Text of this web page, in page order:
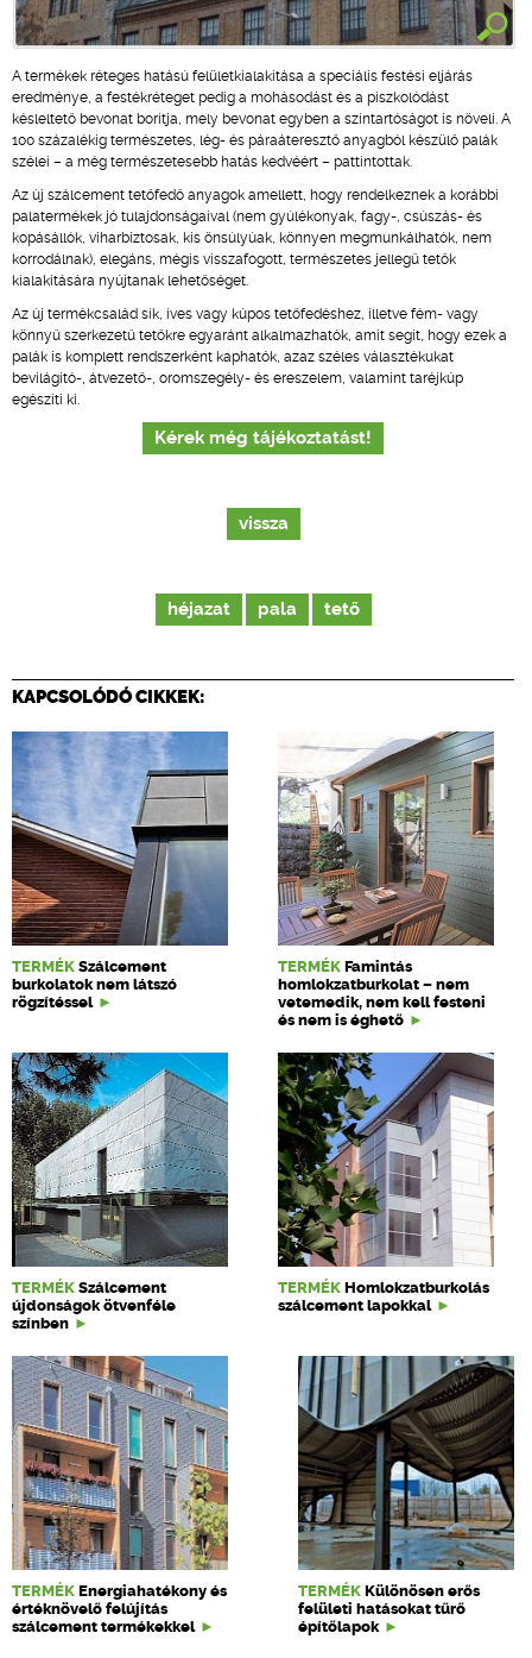
A termékek réteges hatású felületkialakítása a speciális festési eljárás
eredménye, a festékréteget pedig a mohásodást és a piszkolódást
késleltető bevonat borítja, mely bevonat egyben a színtartóságot is növeli. A
100 százalékig természetes, lég- és páraáteresztő anyagból készülő palák
szélei – a még természetesebb hatás kedvéért – pattintottak.
Az új szálcement tetőfedő anyagok amellett, hogy rendelkeznek a korábbi
palatermékek jó tulajdonságaival (nem gyúlékonyak, fagy-, csúszás- és
kopásállók, viharbiztosak, kis önsúlyúak, könnyen megmunkálhatók, nem
korrodálnak), elegáns, mégis visszafogott, természetes jellegű tetők
kialakítására nyújtanak lehetőséget.
Az új termékcsalád sík, íves vagy kúpos tetőfedéshez, illetve fém- vagy
könnyű szerkezetű tetőkre egyaránt alkalmazhatók, amit segít, hogy ezek a
palák is komplett rendszerként kaphatók, azaz széles választékukat
bevilágító-, átvezető-, oromszegély- és ereszelem, valamint taréjkúp
egészíti ki.
Kérek még tájékoztatást!
vissza
héjazat pala tető
KAPCSOLÓDÓ CIKKEK:
TERMÉK Szálcement
burkolatok nem látszó
rögzítéssel
TERMÉK Famintás
homlokzatburkolat – nem
vetemedik, nem kell festeni
és nem is éghető
TERMÉK Szálcement
újdonságok ötvenféle
színben
TERMÉK Homlokzatburkolás
szálcement lapokkal
TERMÉK Energiahatékony és
értéknövelő felújítás
szálcement termékekkel
TERMÉK Különösen erős
felületi hatásokat tűrő
építőlapok